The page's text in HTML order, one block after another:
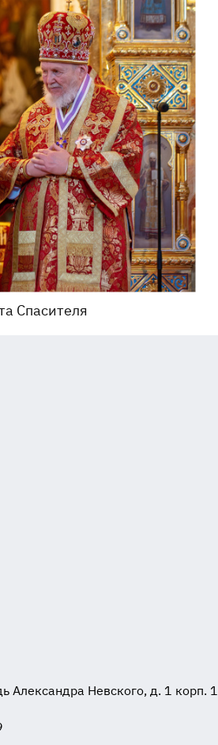
Спасителя
Александра Невского, д. 1 корп. 1